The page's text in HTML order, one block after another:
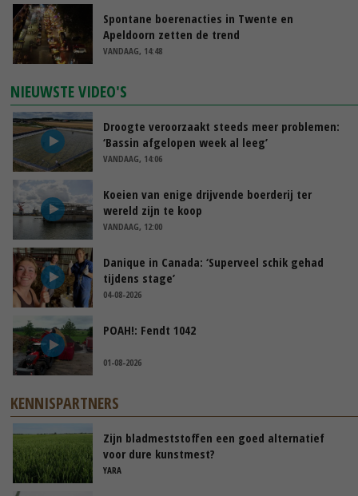
Spontane boerenacties in Twente en
Apeldoorn zetten de trend
VANDAAG, 14:48
NIEUWSTE VIDEO'S
Droogte veroorzaakt steeds meer problemen:
‘Bassin afgelopen week al leeg’
VANDAAG, 14:06
Koeien van enige drijvende boerderij ter
wereld zijn te koop
VANDAAG, 12:00
Danique in Canada: ‘Superveel schik gehad
tijdens stage’
04-08-2026
POAH!: Fendt 1042
01-08-2026
KENNISPARTNERS
Zijn bladmeststoffen een goed alternatief
voor dure kunstmest?
YARA